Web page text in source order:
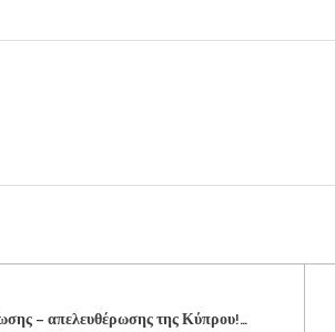
– απελευθέρωσης της Κύπρου!…